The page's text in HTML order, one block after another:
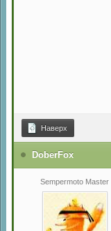
Наверх
DoberFox
Sempermoto Master